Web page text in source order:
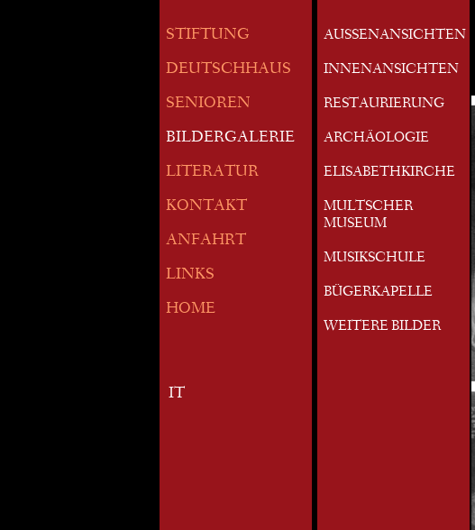
STIFTUNG
DEUTSCHHAUS
SENIOREN
BILDERGALERIE
LITERATUR
KONTAKT
ANFAHRT
LINKS
HOME
IT
AUSSENANSICHTEN
INNENANSICHTEN
RESTAURIERUNG
ARCHÄOLOGIE
ELISABETHKIRCHE
MULTSCHER
MUSEUM
MUSIKSCHULE
BÜGERKAPELLE
WEITERE BILDER